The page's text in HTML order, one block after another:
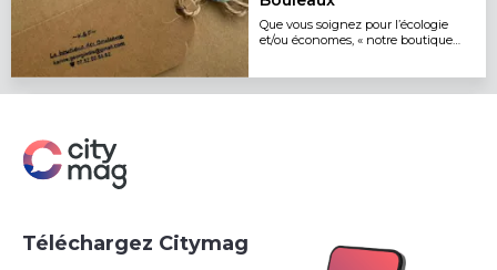
Que vous soignez pour l’écologie
et/ou économes, « notre boutique
Téléchargez Citymag